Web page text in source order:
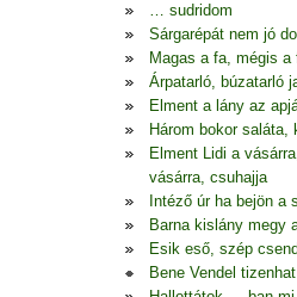
… sudridom
Sárgarépát nem jó
Magas a fa, mégis a
Árpatarló, búzatarló
Elment a lány az
Három bokor saláta,
Elment Lidi a
vásárra, csuhajja
Intéző úr ha bejön a
Barna kislány megy
Esik eső, szép
Bene Vendel